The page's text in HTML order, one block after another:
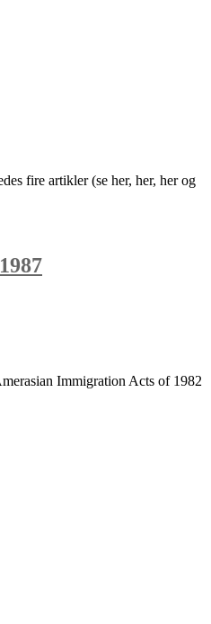
fire artikler (se her, her, her og
Immigration Acts of 1982